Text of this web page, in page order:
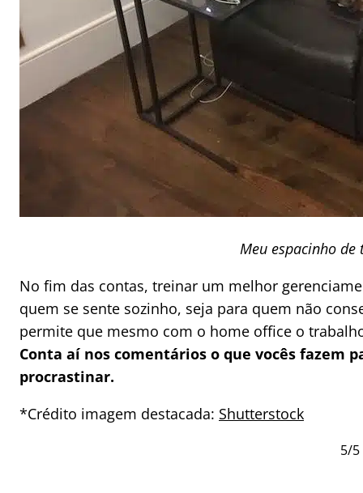
Meu espacinho de
No fim das contas, treinar um melhor
quem se sente sozinho, seja para quem não
permite que mesmo com o home office o
Conta aí nos comentários o que vocês fazem
procrastinar.
*Crédito imagem destacada: Shutterstock
5/5